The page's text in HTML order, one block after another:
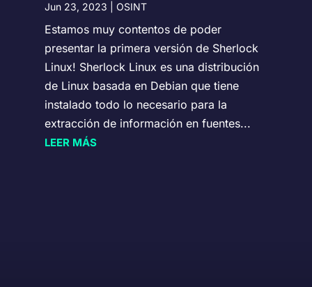
Jun 23, 2023 OSINT
Estamos muy contentos de poder
presentar la primera versión de Sherlock
Linux! Sherlock Linux es una distribución
de Linux basada en Debian que tiene
instalado todo lo necesario para la
extracción de información en fuentes...
LEER MÁS